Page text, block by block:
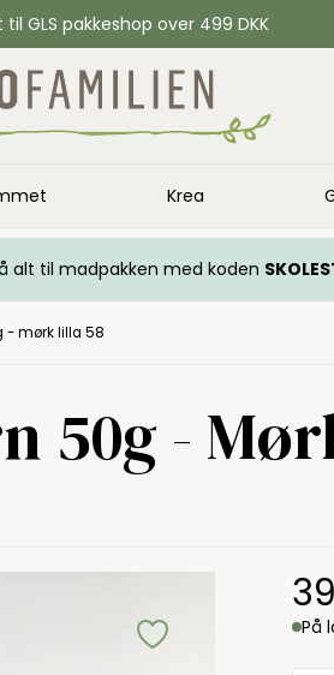
GLS pakkeshop over 499 DKK
Krea
på alt til madpakken med koden
- mørk lilla 58
50g -
På